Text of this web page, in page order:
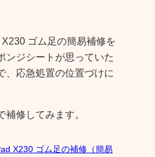
ゴム足の簡易補修を
ンジシートが思っていた
、応急処置の位置づけに
補修してみます。
X230 ゴム足の補修（簡易